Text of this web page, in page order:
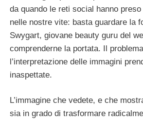
da quando le reti social hanno
nelle nostre vite: basta guardare la
Swygart, giovane beauty guru del
comprenderne la portata. Il
l’interpretazione delle immagini
inaspettate.
L’immagine che vedete, e che
sia in grado di trasformare